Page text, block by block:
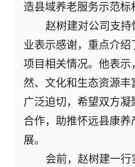
造县域养老服务示范标
赵树建对公司支持
业表示感谢， 重点介绍
项目 相关情况。他表示
然、文化和生态资源丰
广泛迫切，希望双方
合作， 助推怀远县康养
展。
会前，赵树建一行